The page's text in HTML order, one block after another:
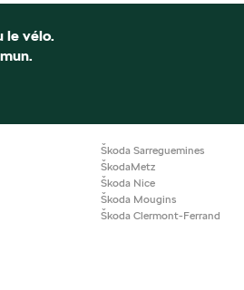
le vélo.
Škoda Sarreguemines
ŠkodaMetz
Škoda Nice
Škoda Mougins
Škoda Clermont-Ferrand